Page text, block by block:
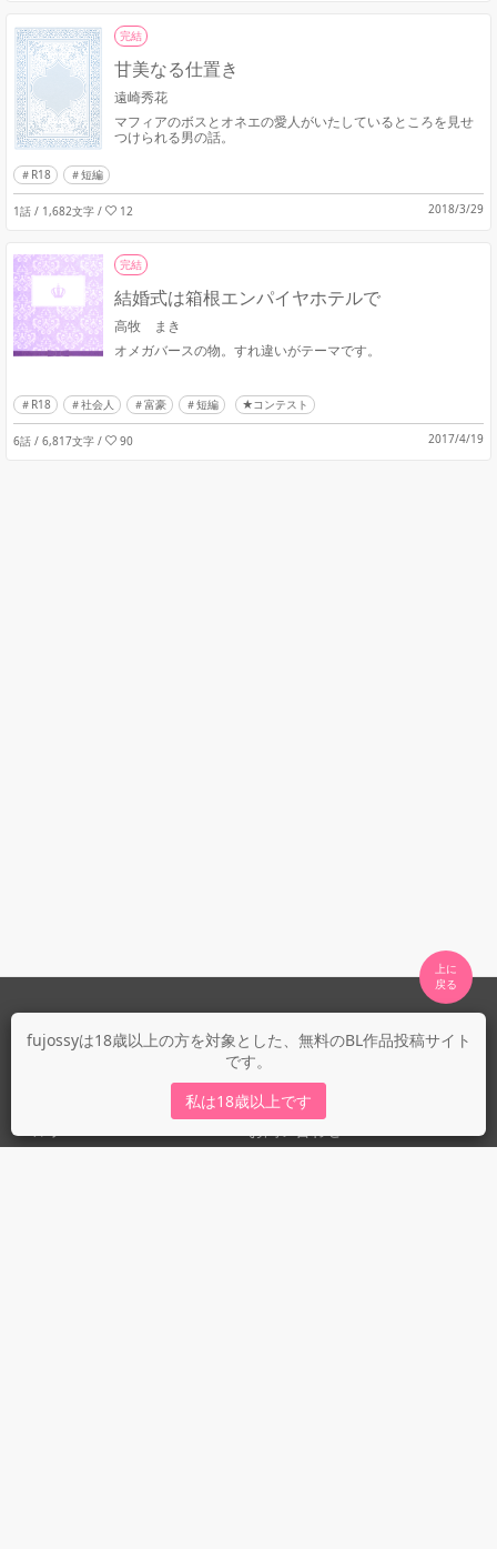
fujossyは18歳以上の方を対象とした、無料のBL作品投稿サイト
です。
私は18歳以上です
完結
甘美なる仕置き
遠崎秀花
マフィアのボスとオネエの愛人がいたしているところを見せ
つけられる男の話。
R18 短編
1話 / 1,682文字 / 12 2018/3/29
完結
結婚式は箱根エンパイヤホテルで
高牧 まき
オメガバースの物。すれ違いがテーマです。
R18 社会人 富豪 短編 ★コンテスト
6話 / 6,817文字 / 90 2017/4/19
上に
fujossyについて
fujossy運営ブログ